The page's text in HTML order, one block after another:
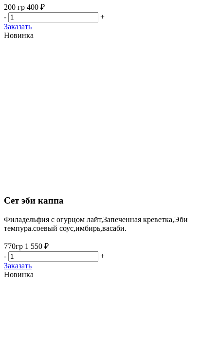
200 гр 400 ₽
-
+
Заказать
Новинка
Сет эби каппа
Филадельфия с огурцом лайт,Запеченная креветка,Эби
темпура.соевый соус,имбирь,васаби.
770гр 1 550 ₽
-
+
Заказать
Новинка